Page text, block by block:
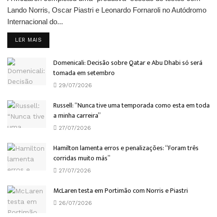
Lando Norris, Oscar Piastri e Leonardo Fornaroli no Autódromo
Internacional do...
LER MAIS
Domenicali: Decisão sobre Qatar e Abu Dhabi só será
tomada em setembro
29/07/2026
Russell: “Nunca tive uma temporada como esta em toda
a minha carreira”
27/07/2026
Hamilton lamenta erros e penalizações: “Foram três
corridas muito más”
27/07/2026
McLaren testa em Portimão com Norris e Piastri
26/07/2026